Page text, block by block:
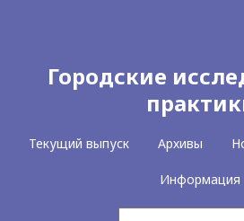
Городские
Текущий выпуск Архивы
Информация